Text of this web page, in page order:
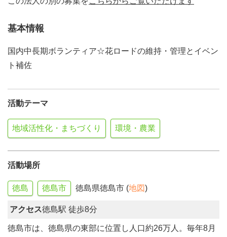
基本情報
国内中長期ボランティア☆花ロードの維持・管理とイベン
ト補佐
活動テーマ
地域活性化・まちづくり 環境・農業
活動場所
徳島 徳島市 徳島県徳島市 (地図)
アクセス徳島駅 徒歩8分
徳島市は、徳島県の東部に位置し人口約26万人。毎年8月